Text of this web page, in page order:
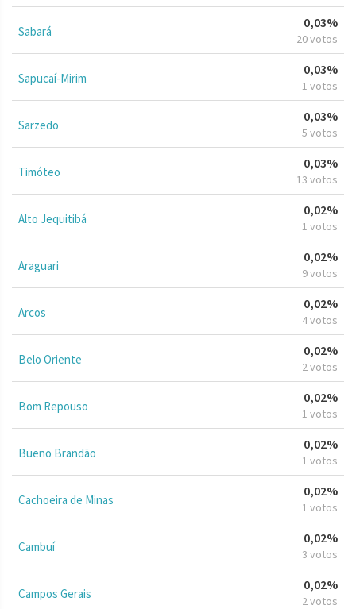
Sabará
0,03%
20 votos
Sapucaí-Mirim
0,03%
1 votos
Sarzedo
0,03%
5 votos
Timóteo
0,03%
13 votos
Alto Jequitibá
0,02%
1 votos
Araguari
0,02%
9 votos
Arcos
0,02%
4 votos
Belo Oriente
0,02%
2 votos
Bom Repouso
0,02%
1 votos
Bueno Brandão
0,02%
1 votos
Cachoeira de Minas
0,02%
1 votos
Cambuí
0,02%
3 votos
Campos Gerais
0,02%
2 votos